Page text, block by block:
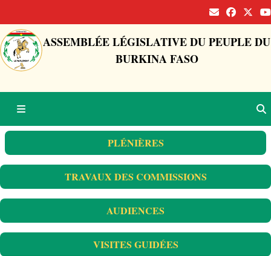
ASSEMBLÉE LÉGISLATIVE DU PEUPLE DU
BURKINA FASO
PLÉNIÈRES
TRAVAUX DES COMMISSIONS
AUDIENCES
VISITES GUIDÉES